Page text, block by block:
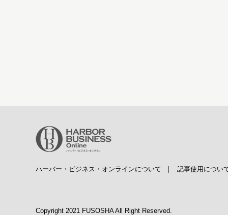
ハーバー・ビジネス・オンラインについて | 記事使用につい
Copyright 2021 FUSOSHA All Right Reserved.